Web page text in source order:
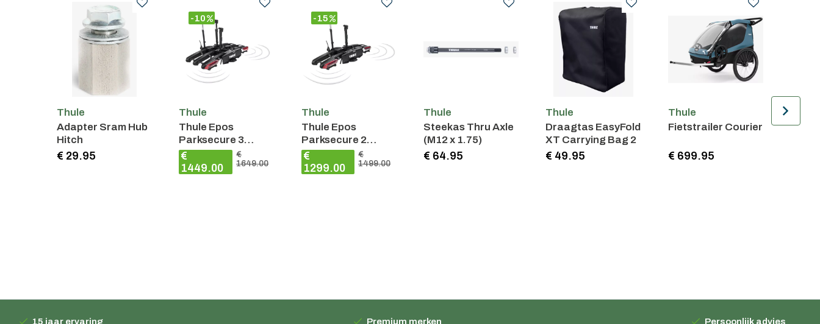
Thule
Adapter Sram Hub
Hitch
€ 29.95
Thule
Thule Epos
Parksecure 3
Fietsen 13Pin
€
1449.00
€
1649.00
-10
Thule
Thule Epos
Parksecure 2
Fietsen 13Pin
€
1299.00
€
1499.00
-15
Thule
Steekas Thru Axle
(M12 x 1.75)
€ 64.95
Thule
Draagtas EasyFold
XT Carrying Bag 2
€ 49.95
Thule
Fietstrailer Courier
€ 699.95
15 jaar ervaring Premium merken Persoonlijk advies